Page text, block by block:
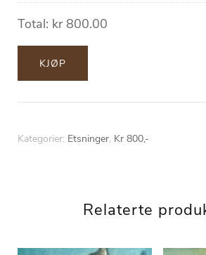
Total: kr800.00
KJØP
Kategorier: Etsninger, Kr 800,-
Relaterte